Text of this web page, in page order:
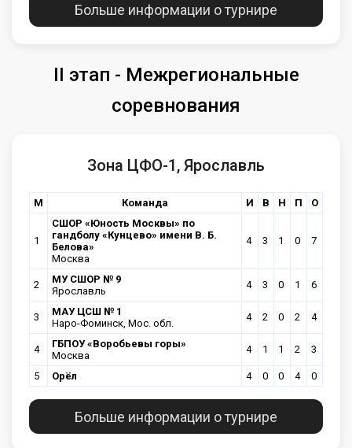
Больше информации о турнире
II этап - Межрегиональные
соревнования
Зона ЦФО-1, Ярославль
М Команда И В Н П О
1
CШОР «Юность Москвы» по
гандболу «Кунцево» имени В. Б.
Белова»
Москва
4 3 1 0 7
2
МУ СШОР № 9
Ярославль
4 3 0 1 6
3
МАУ ЦСШ № 1
Наро-Фоминск, Мос. обл.
4 2 0 2 4
4
ГБПОУ «Воробьевы горы»
Москва
4 1 1 2 3
5 Орёл 4 0 0 4 0
Больше информации о турнире